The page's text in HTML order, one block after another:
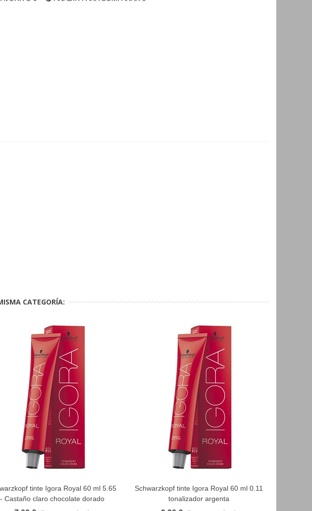
CATEGORÍA:
FAVORITO
tinte Igora Royal 60 ml 5.65
- Castaño claro chocolate dorado
ENVASE ANTERIOR
FAVORITO
Schwarzkopf tinte Igora Royal 60 ml 0.11
tonalizador argenta